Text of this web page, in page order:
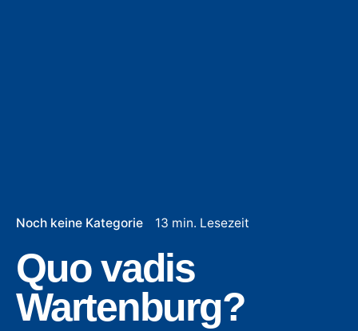
Noch keine Kategorie 13 min. Lesezeit
Quo vadis
Wartenburg?